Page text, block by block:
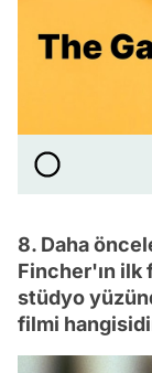
8. Daha
Fincher'ın ilk
stüdyo
filmi